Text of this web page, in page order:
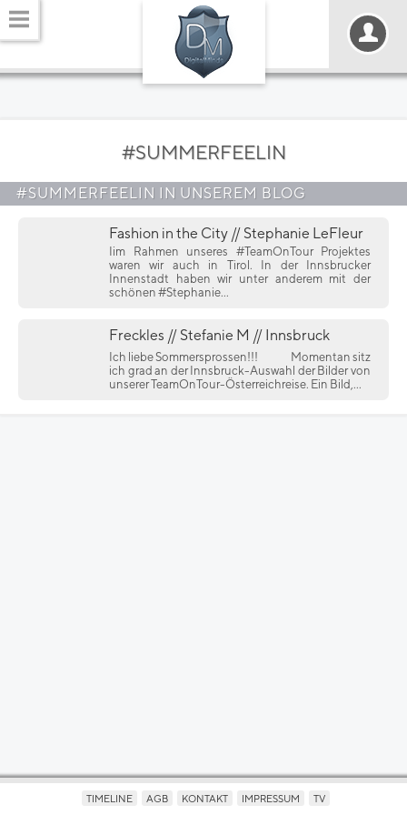
#SUMMERFEELIN
#SUMMERFEELIN IN UNSEREM BLOG
Fashion in the City // Stephanie LeFleur
Iim Rahmen unseres #TeamOnTour Projektes
waren wir auch in Tirol. In der Innsbrucker
Innenstadt haben wir unter anderem mit der
schönen #Stephanie...
Freckles // Stefanie M // Innsbruck
Ich liebe Sommersprossen!!!
Momentan sitz
ich grad an der Innsbruck-Auswahl der Bilder von
unserer TeamOnTour-Österreichreise. Ein Bild,...
TIMELINE AGB KONTAKT IMPRESSUM TV